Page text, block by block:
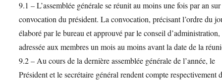
9.1 – L’assemblée générale se réunit au moins une fois par an sur
convocation du président. La convocation, précisant l’ordre du
élaboré par le bureau et approuvé par le conseil d’administration,
adressée aux membres un mois au moins avant la date de la
9.2 – Au cours de la dernière assemblée générale de l’année, le
Président et le secrétaire général rendent compte respectivement